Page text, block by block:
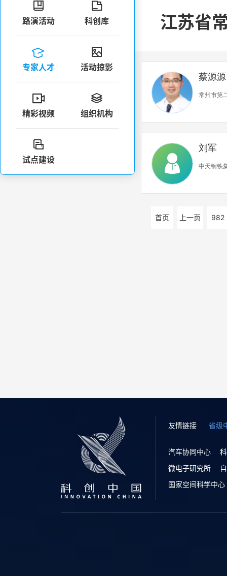
江苏省

路演活动

科创库

专家人才

活动掠影

精彩视频

组织机构

试点建设
蔡源源
常州市第
刘军
中天钢铁
首页 上一页 982
友情链接 省级
汽车协同中心
微电子研究所
国家空间科学中心